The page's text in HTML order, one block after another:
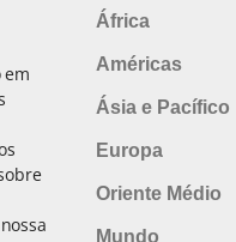
em
África
Américas
Ásia e Pacífico
Europa
Oriente Médio
Mundo